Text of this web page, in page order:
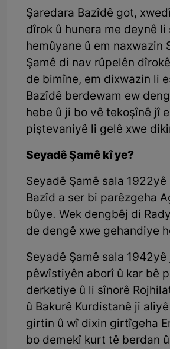
Şaredara Bazîdê got,
dîrok û hunera me deynê li
hemûyane û em naxwazin
Şamê di nav rûpelên
de bimîne, em dixwazin li
Bazîdê berdewam ew
hebe û ji bo vê tekoşînê jî
piştevaniyê li gelê xwe
Seyadê Şamê kî ye?
Seyadê Şamê sala
Bazîd a ser bi parêzgeha
bûye. Wek dengbêj di
de dengê xwe gehandiye
Seyadê Şamê sala
pêwîstiyên aborî û kar bê
derketiye û li sînorê
û Bakurê Kurdistanê ji
girtin û wî dixin girtîgeha
bo demekî kurt tê berdan